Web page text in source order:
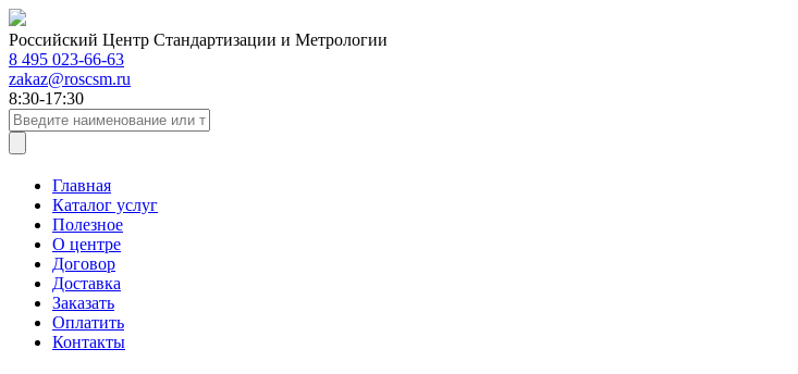
Российский Центр Стандартизации и Метрологии
8 495 023-66-63
zakaz@roscsm.ru
8:30-17:30
Главная
Каталог услуг
Полезное
О центре
Договор
Доставка
Заказать
Оплатить
Контакты